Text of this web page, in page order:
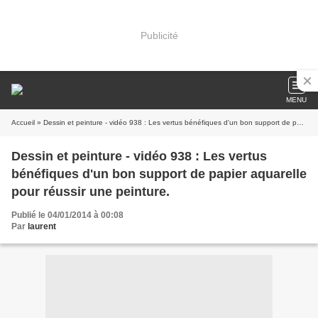
Publicité
MENU
Accueil » Dessin et peinture - vidéo 938 : Les vertus bénéfiques d'un bon support de papier aquarelle pour réussir une peinture.
Dessin et peinture - vidéo 938 : Les vertus
bénéfiques d'un bon support de papier aquarelle
pour réussir une peinture.
Publié le 04/01/2014 à 00:08
Par laurent